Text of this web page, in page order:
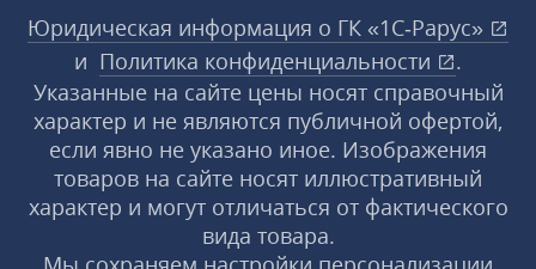
Юридическая информация о ГК «1С‑Рарус»
и Политика конфиденциальности
.
Указанные на сайте цены носят справочный
характер и не являются публичной офертой,
если явно не указано иное. Изображения
товаров на сайте носят иллюстративный
характер и могут отличаться от фактического
вида товара.